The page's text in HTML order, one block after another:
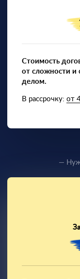
Стоимость
от сложности и
делом.
В рассрочку: от
—